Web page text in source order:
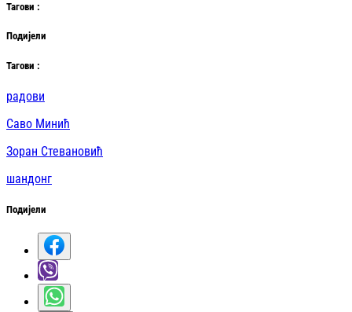
Тагови :
Подијели
Тагови :
радови
Саво Минић
Зоран Стевановић
шандонг
Подијели